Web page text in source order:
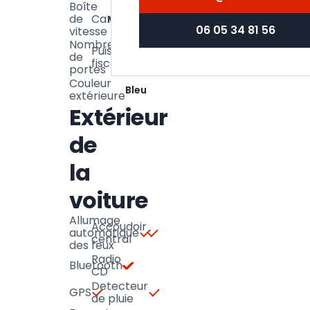
Boîte
de
vitesse
Manuelle
Carrosserie
Nombre
de
portes
Puissance
fiscale
6
Couleur
extérieureBleu
Extérieur
de
la
voiture
Allumage
automatique
des feux
Accoudoir
central
Bluetooth
Radio
CD
GPSDetecteur
de pluie
06 05 34 81 56